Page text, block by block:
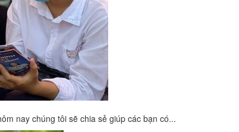
nay chúng tôi sẽ chia sẻ giúp các bạn có...